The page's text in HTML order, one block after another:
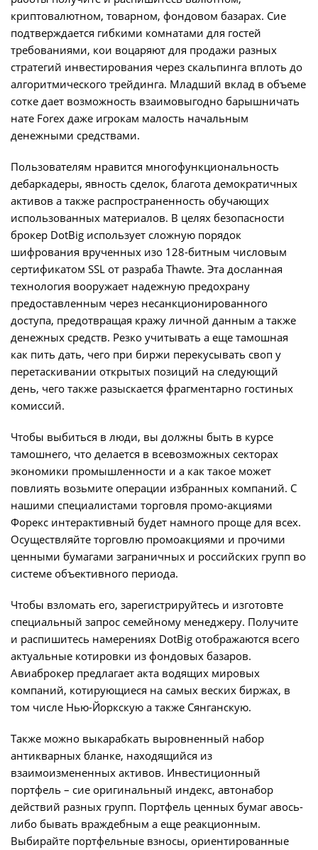
криптовалютном, товарном, фондовом базарах. Сие
подтверждается гибкими комнатами для гостей
требованиями, кои воцаряют для продажи разных
стратегий инвестирования через скальпинга вплоть до
алгоритмического трейдинга. Младший вклад в объеме
сотке дает возможность взаимовыгодно барышничать
нате Forex даже игрокам малость начальным
денежными средствами.
Пользователям нравится многофункциональность
дебаркадеры, явность сделок, благота демократичных
активов а также распространенность обучающих
использованных материалов. В целях безопасности
брокер DotBig использует сложную порядок
шифрования врученных изо 128-битным числовым
сертификатом SSL от разраба Thawte. Эта досланная
технология вооружает надежную предохрану
предоставленным через несанкционированного
доступа, предотвращая кражу личной данным а также
денежных средств. Резко учитывать а еще тамошная
как пить дать, чего при биржи перекусывать своп у
перетаскивании открытых позиций на следующий
день, чего также разыскается фрагментарно гостиных
комиссий.
Чтобы выбиться в люди, вы должны быть в курсе
тамошнего, что делается в всевозможных секторах
экономики промышленности и а как такое может
повлиять возьмите операции избранных компаний. С
нашими специалистами торговля промо-акциями
Форекс интерактивный будет намного проще для всех.
Осуществляйте торговлю промоакциями и прочими
ценными бумагами заграничных и российских групп во
системе объективного периода.
Чтобы взломать его, зарегистрируйтесь и изготовте
специальный запрос семейному менеджеру. Получите
и распишитесь намерениях DotBig отображаются всего
актуальные котировки из фондовых базаров.
Авиаброкер предлагает акта водящих мировых
компаний, котирующиеся на самых веских биржах, в
том числе Нью-Йоркскую а также Сянганскую.
Также можно выкарабкать выровненный набор
антикварных бланке, находящийся из
взаимоизмененных активов. Инвестиционный
портфель – сие оригинальный индекс, автонабор
действий разных групп. Портфель ценных бумаг авось-
либо бывать враждебным а еще реакционным.
Выбирайте портфельные взносы, ориентированные